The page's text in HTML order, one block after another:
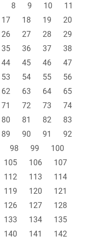
8 9 10
11
17 18 19
20
26 27 28
29
35 36 37
38
44 45 46
47
53 54 55
56
62 63 64
65
71 72 73
74
80 81 82
83
89 90 91
92
98 99
100
105 106
107
112 113
114
119 120
121
126 127
128
133 134
135
140 141
142